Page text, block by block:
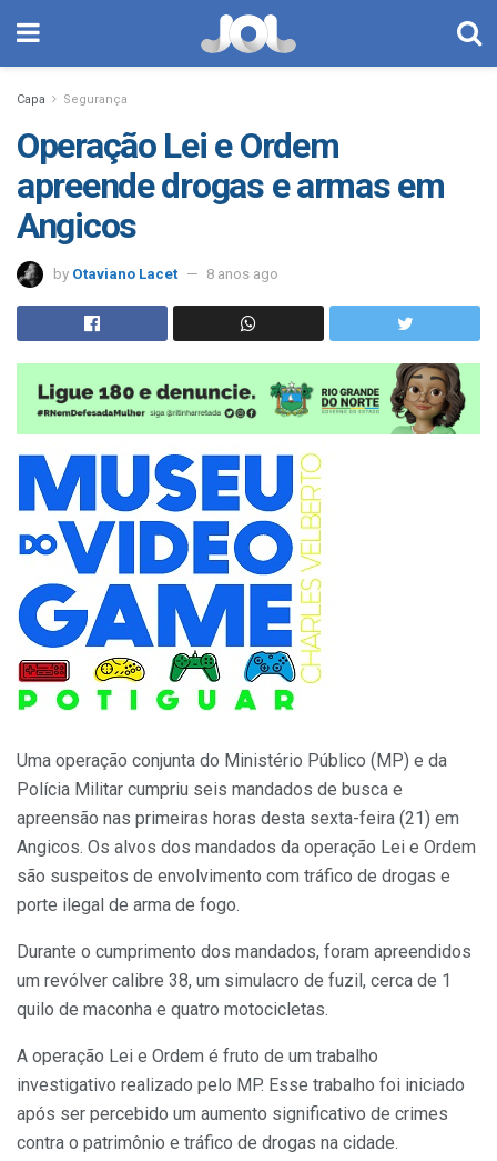
Capa Segurança
Operação Lei e Ordem
apreende drogas e armas em
Angicos
by Otaviano Lacet 8 anos ago
Uma operação conjunta do Ministério Público (MP) e da
Polícia Militar cumpriu seis mandados de busca e
apreensão nas primeiras horas desta sexta-feira (21) em
Angicos. Os alvos dos mandados da operação Lei e Ordem
são suspeitos de envolvimento com tráfico de drogas e
porte ilegal de arma de fogo.
Durante o cumprimento dos mandados, foram apreendidos
um revólver calibre 38, um simulacro de fuzil, cerca de 1
quilo de maconha e quatro motocicletas.
A operação Lei e Ordem é fruto de um trabalho
investigativo realizado pelo MP. Esse trabalho foi iniciado
após ser percebido um aumento significativo de crimes
contra o patrimônio e tráfico de drogas na cidade.